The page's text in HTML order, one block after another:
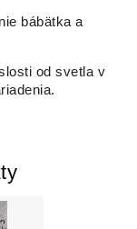
bábätka a
od svetla v